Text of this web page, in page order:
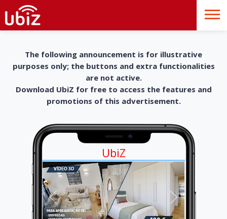
The following announcement is for illustrative
purposes only; the buttons and extra functionalities
are not active.
Download UbiZ for free to access the features and
promotions of this advertisement.
UbiZ